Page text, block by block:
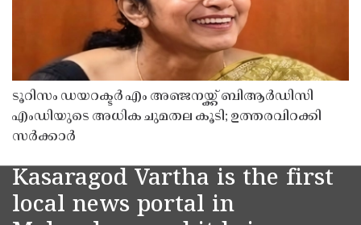
ടൂറിസം ഡയറക്ടർ എം അഞ്ജനയ്ക്ക് ബിആർഡിസി
എംഡിയുടെ അധിക ചുമതല കൂടി; ഉത്തരവിറക്കി
സർക്കാർ
Kasaragod Vartha is the first
local news portal in